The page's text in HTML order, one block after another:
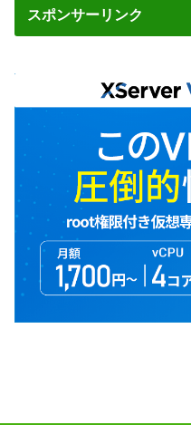
スポンサーリンク